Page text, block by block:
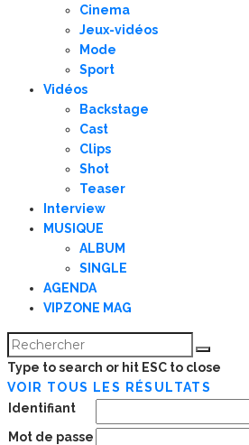
Cinema
Jeux-vidéos
Mode
Sport
Vidéos
Backstage
Cast
Clips
Shot
Teaser
Interview
MUSIQUE
ALBUM
SINGLE
AGENDA
VIPZONE MAG
Type to search or hit ESC to close
VOIR TOUS LES RÉSULTATS
Identifiant
Mot de passe